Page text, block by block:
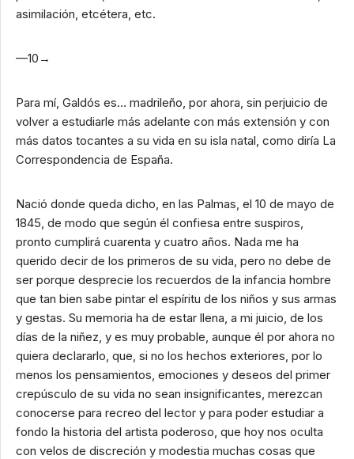
asimilación, etcétera, etc.
—10→
Para mí, Galdós es… madrileño, por ahora, sin perjuicio de
volver a estudiarle más adelante con más extensión y con
más datos tocantes a su vida en su isla natal, como diría La
Correspondencia de España.
Nació donde queda dicho, en las Palmas, el 10 de mayo de
1845, de modo que según él confiesa entre suspiros,
pronto cumplirá cuarenta y cuatro años. Nada me ha
querido decir de los primeros de su vida, pero no debe de
ser porque desprecie los recuerdos de la infancia hombre
que tan bien sabe pintar el espíritu de los niños y sus armas
y gestas. Su memoria ha de estar llena, a mi juicio, de los
días de la niñez, y es muy probable, aunque él por ahora no
quiera declararlo, que, si no los hechos exteriores, por lo
menos los pensamientos, emociones y deseos del primer
crepúsculo de su vida no sean insignificantes, merezcan
conocerse para recreo del lector y para poder estudiar a
fondo la historia del artista poderoso, que hoy nos oculta
con velos de discreción y modestia muchas cosas que